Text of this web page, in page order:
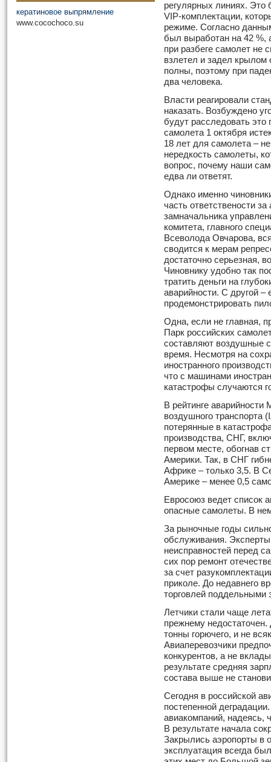
кератиновое выпрямление
www.cocochoco.su
регулярных линиях.
VIP-комплектации,
режиме. Согласно
был выработан на 42 %,
при разбеге самолет не
взлетел и задел
полны, поэтому при
два человека.
Власти реагировали
наказать. Возбуждено
будут расследовать это
самолета 1 октября
18 лет для самолета –
нередкость самолеты,
вопрос, почему наши
едва ли ответят.
Однако именно
часть ответствености
замначальника
комитета, главного
Всеволода Овчарова,
сводится к мерам
достаточно серьезная,
Чиновнику удобно так
тратить деньги на
аварийности. С другой –
продемонстрировать
Одна, если не главная,
Парк российских
составляют воздушные
время. Несмотря на
иностранного
что с машинами
катастрофы случаются
В рейтинге
воздушного транспорта
потерянные в
производства, СНГ,
первом месте, обогнав
Америки. Так, в СНГ
Африке – только 3,5. В
Америке – менее 0,5
Евросоюз ведет список
опасные самолеты. В
За рыночные годы
обслуживания.
неисправностей перед
сих пор ремонт
за счет
приколе. До недавнего
торговлей поддельными
Летчики стали чаще
прежнему
тонны горючего, и не
Авиаперевозчики
конкурентов, а не
результате средняя
состава выше не
Сегодня в российской
постепенной
авиакомпаний, надеясь,
В результате начала
Закрылись аэропорты в
эксплуатация всегда